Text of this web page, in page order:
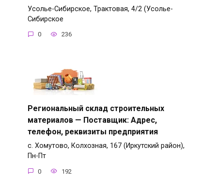
Усолье-Сибирское, Трактовая, 4/2 (Усолье-
Сибирское
0 236
Региональный склад строительных
материалов — Поставщик: Адрес,
телефон, реквизиты предприятия
с. Хомутово, Колхозная, 167 (Иркутский район),
Пн-Пт
0 192